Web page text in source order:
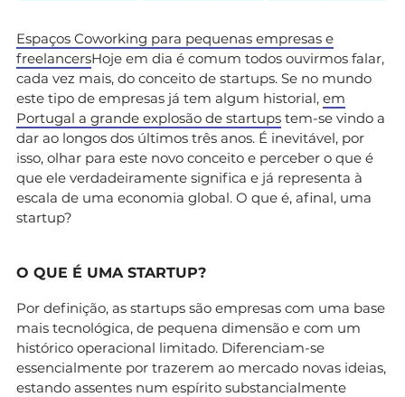
Espaços Coworking para pequenas empresas e
freelancersHoje em dia é comum todos ouvirmos falar,
cada vez mais, do conceito de startups. Se no mundo
este tipo de empresas já tem algum historial, em
Portugal a grande explosão de startups tem-se vindo a
dar ao longos dos últimos três anos. É inevitável, por
isso, olhar para este novo conceito e perceber o que é
que ele verdadeiramente significa e já representa à
escala de uma economia global. O que é, afinal, uma
startup?
O QUE É UMA STARTUP?
Por definição, as startups são empresas com uma base
mais tecnológica, de pequena dimensão e com um
histórico operacional limitado. Diferenciam-se
essencialmente por trazerem ao mercado novas ideias,
estando assentes num espírito substancialmente